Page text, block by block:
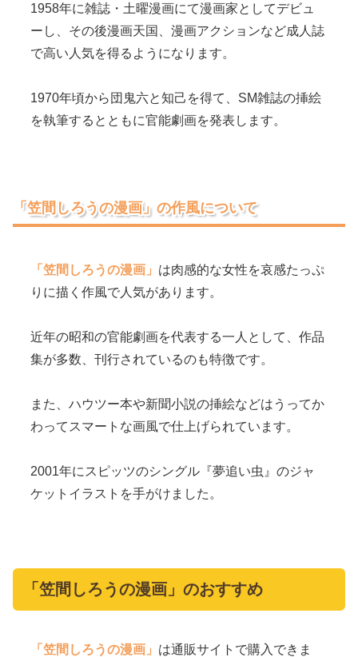
1958年に雑誌・土曜漫画にて漫画家としてデビュ
ーし、その後漫画天国、漫画アクションなど成人誌
で高い人気を得るようになります。
1970年頃から団鬼六と知己を得て、SM雑誌の挿絵
を執筆するとともに官能劇画を発表します。
「笠間しろうの漫画」の作風について
「笠間しろうの漫画」 は肉感的な女性を哀感たっぷ
りに描く作風で人気があります。
近年の昭和の官能劇画を代表する一人として、作品
集が多数、刊行されているのも特徴です。
また、ハウツー本や新聞小説の挿絵などはうってか
わってスマートな画風で仕上げられています。
2001年にスピッツのシングル『夢追い虫』のジャ
ケットイラストを手がけました。
「笠間しろうの漫画」のおすすめ
「笠間しろうの漫画」 は通販サイトで購入できま